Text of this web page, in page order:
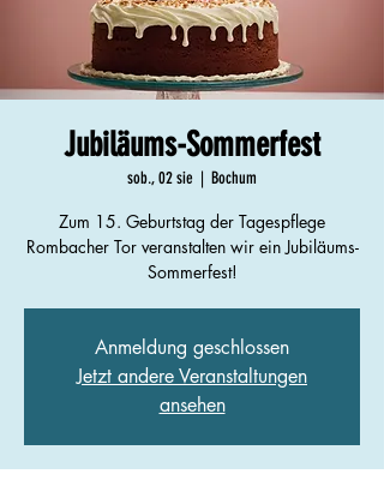
Jubiläums-Sommerfest
sob., 02 sie
  |
Bochum
Zum 15. Geburtstag der Tagespflege
Rombacher Tor veranstalten wir ein Jubiläums-
Sommerfest!
Anmeldung geschlossen
Jetzt andere Veranstaltungen
ansehen